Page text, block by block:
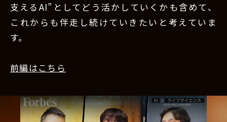
支えるAI”としてどう活かしていくかも含めて、
これからも伴走し続けていきたいと考えていま
す。
前編はこちら